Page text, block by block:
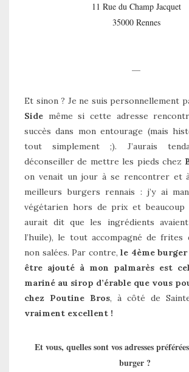
11 Rue du Champ Jacquet
35000 Rennes
—
Et sinon ? Je ne suis personnellement
Side même si cette adresse
succès dans mon entourage (mais
tout simplement ;). J’aurais
déconseiller de mettre les pieds chez
on venait un jour à se rencontrer et
meilleurs burgers rennais : j’y ai
végétarien hors de prix et
aurait dit que les ingrédients
l’huile), le tout accompagné de frites
non salées. Par contre,le 4ème
être ajouté à mon palmarès est
mariné au sirop d’érable que vous
chez Poutine Bros, à côté de
vraiment excellent !
Et vous, quelles sont vos adresses
burger ?